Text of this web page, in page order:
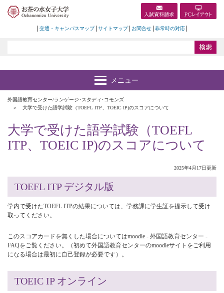
交通・キャンパスマップ サイトマップ お問合せ 非常時の対応
外国語教育センター/ランゲージ･スタディ･コモンズ
大学で受けた語学試験（TOEFL ITP、TOEIC IP)のスコアについて
大学で受けた語学試験（TOEFL
ITP、TOEIC IP)のスコアについて
2025年4月17日更新
TOEFL ITP デジタル版
学内で受けたTOEFL ITPの結果については、学務課に学生証を提示して受け
取ってください。
このスコアカードを無くした場合についてはmoodle - 外国語教育センター -
FAQをご覧ください。（初めて外国語教育センターのmoodleサイトをご利用
になる場合は最初に自己登録が必要です）。
TOEIC IP オンライン